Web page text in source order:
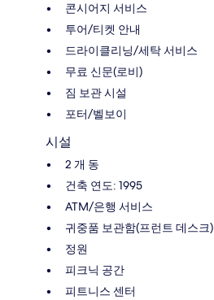
콘시어지 서비스
투어/티켓 안내
드라이클리닝/세탁 서비스
무료 신문(로비)
짐 보관 시설
포터/벨보이
시설
2 개 동
건축 연도: 1995
ATM/은행 서비스
귀중품 보관함(프런트 데스크)
정원
피크닉 공간
피트니스 센터